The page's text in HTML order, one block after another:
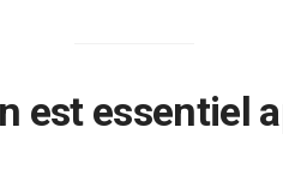
est essentiel